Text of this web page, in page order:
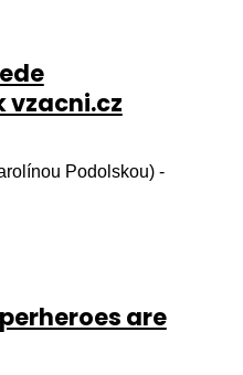
vzacni.cz
Podolskou) -
are